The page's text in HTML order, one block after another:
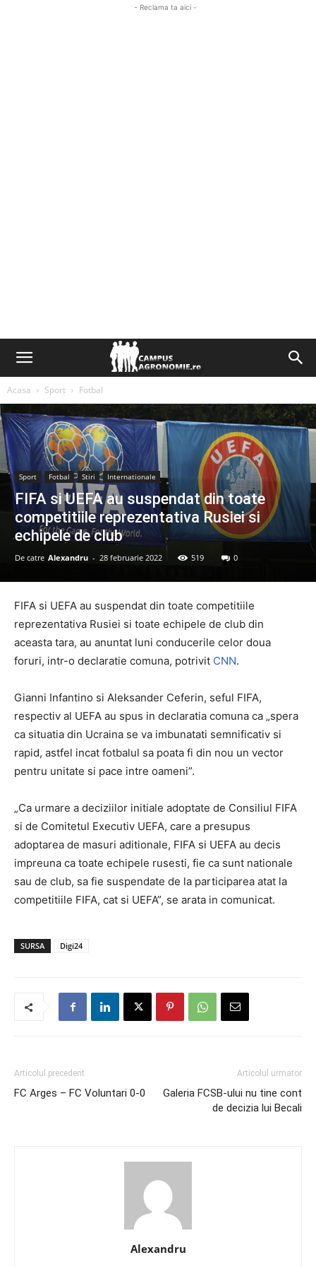
- Reclama ta aici -
Acasa Sport Fotbal
Sport Fotbal Stiri Internationale
FIFA si UEFA au suspendat din toate
competitiile reprezentativa Rusiei si
echipele de club
De catre Alexandru - 28 februarie 2022 519 0
FIFA si UEFA au suspendat din toate competitiile
reprezentativa Rusiei si toate echipele de club din
aceasta tara, au anuntat luni conducerile celor doua
foruri, intr-o declaratie comuna, potrivit CNN.
Gianni Infantino si Aleksander Ceferin, seful FIFA,
respectiv al UEFA au spus in declaratia comuna ca „spera
ca situatia din Ucraina se va imbunatati semnificativ si
rapid, astfel incat fotbalul sa poata fi din nou un vector
pentru unitate si pace intre oameni”.
„Ca urmare a deciziilor initiale adoptate de Consiliul FIFA
si de Comitetul Executiv UEFA, care a presupus
adoptarea de masuri aditionale, FIFA si UEFA au decis
impreuna ca toate echipele rusesti, fie ca sunt nationale
sau de club, sa fie suspendate de la participarea atat la
competitiile FIFA, cat si UEFA”, se arata in comunicat.
SURSA Digi24
Articolul precedent
FC Arges – FC Voluntari 0-0
Articolul urmator
Galeria FCSB-ului nu tine cont
de decizia lui Becali
Alexandru